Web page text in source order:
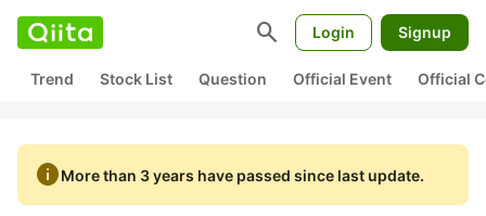
search Login Signup
Trend Stock List Question Official Event Official
infoMore than 3 years have passed since last update.